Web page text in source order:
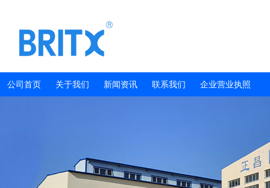
公司首页 关于我们 新闻资讯 联系我们 企业营业执照